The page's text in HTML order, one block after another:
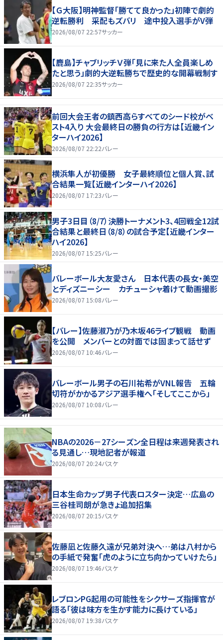
【Ｇ大阪】明神監督「勝てて良かった」初陣で劇的
逆転勝利 采配もズバリ 途中投入選手がV弾
2026/08/07 22:57サッカー
【鹿島】チャブリッチＶ弾「見に来た人全員楽しめ
たと思う」劇的大逆転勝ちで歴史的な開幕戦制す
2026/08/07 22:35サッカー
前回大会王者の鎮西高らすべてのシード校がベ
スト4入り 大会最終日の勝負の行方は【近畿イン
ターハイ2026】
2026/08/07 22:22バレー
横浜隼人が初優勝 女子最終順位と個人賞、試
合結果一覧【近畿インターハイ2026】
2026/08/07 17:23バレー
男子3日目（8/7）決勝トーナメント3、4回戦全12試
合結果と最終日（8/8）の試合予定【近畿インター
ハイ2026】
2026/08/07 15:25バレー
バレーボール大友愛さん 日本代表の長女・美空
とディズニーシー カチューシャ着けて動画撮影
2026/08/07 15:08バレー
【バレー】佐藤淑乃が乃木坂46ライブ観戦 動画
を公開 メンバーとの対面では固まって話せず
2026/08/07 10:46バレー
バレーボール男子の石川祐希がVNL報告 五輪
切符がかかるアジア選手権へ「そしてここから」
2026/08/07 10:08バレー
NBAの2026－27シーズン全日程は来週発表され
る見通し…現地記者が報道
2026/08/07 20:24バスケ
日本生命カップ男子代表ロスター決定…広島の
三谷桂司朗が急きょ追加招集
2026/08/07 20:15バスケ
佐藤凪と佐藤久遠が兄弟対決へ…弟は八村から
の手紙で発奮「虎のように立ち向かっていけたら」
2026/08/07 19:46バスケ
レブロンPG起用の可能性をシクサーズ指揮官が
語る「彼は味方を生かす能力に長けている」
2026/08/07 19:38バスケ